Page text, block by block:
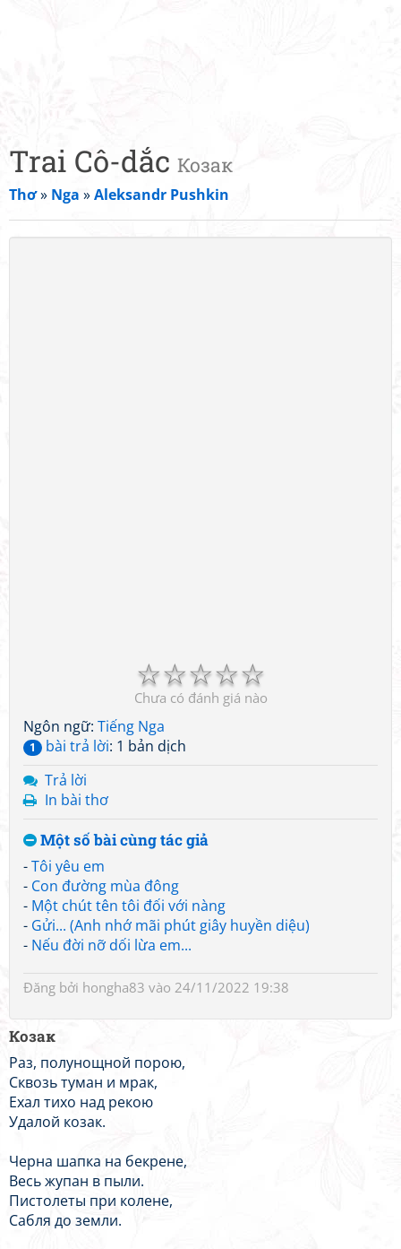
Trai Cô-dắc Козак
Thơ» Nga »Aleksandr Pushkin
☆
☆
☆
☆
☆
Chưa có đánh giá nào
Ngôn ngữ: Tiếng Nga
1 bài trả lời: 1 bản dịch
Trả lời
In bài thơ
Một số bài cùng tác giả
-Tôi yêu em
- Con đường mùa đông
- Một chút tên tôi đối với nàng
- Gửi... (Anh nhớ mãi phút giây huyền diệu)
- Nếu đời nỡ dối lừa em...
Đăng bởi hongha83 vào 24/11/2022 19:38
Козак
Раз, полунощной порою,
Сквозь туман и мрак,
Ехал тихо над рекою
Удалой козак.
Черна шапка на бекрене,
Весь жупан в пыли.
Пистолеты при колене,
Сабля до земли.